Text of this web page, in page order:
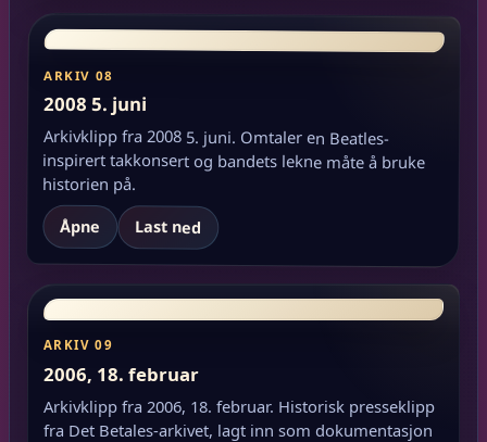
ARKIV 08
2008 5. juni
Arkivklipp fra 2008 5. juni. Omtaler en Beatles-
inspirert takkonsert og bandets lekne måte å bruke
historien på.
Åpne Last ned
ARKIV 09
2006, 18. februar
Arkivklipp fra 2006, 18. februar. Historisk presseklipp
fra Det Betales-arkivet, lagt inn som dokumentasjon